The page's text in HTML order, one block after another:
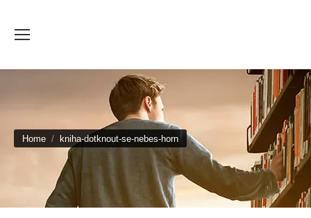
You are here:
Home kniha-dotknout-se-nebes-horn